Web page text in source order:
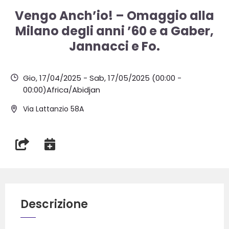
Vengo Anch’io! – Omaggio alla
Milano degli anni ’60 e a Gaber,
Jannacci e Fo.
Gio, 17/04/2025 - Sab, 17/05/2025 (00:00 -
00:00)Africa/Abidjan
Via Lattanzio 58A
Descrizione